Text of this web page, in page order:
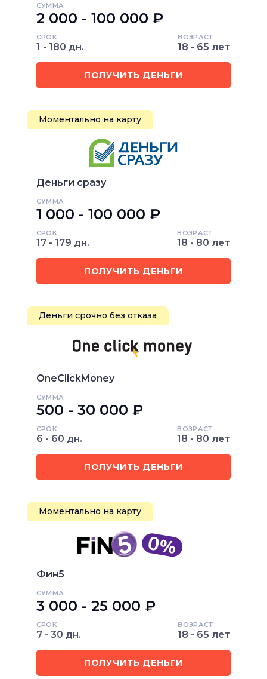
СУММА
2 000 - 100 000 ₽
СРОК
1 - 180 дн.
ВОЗРАСТ
18 - 65 лет
ПОЛУЧИТЬ ДЕНЬГИ
Моментально на карту
Деньги сразу
СУММА
1 000 - 100 000 ₽
СРОК
17 - 179 дн.
ВОЗРАСТ
18 - 80 лет
ПОЛУЧИТЬ ДЕНЬГИ
Деньги срочно без отказа
OneClickMoney
СУММА
500 - 30 000 ₽
СРОК
6 - 60 дн.
ВОЗРАСТ
18 - 80 лет
ПОЛУЧИТЬ ДЕНЬГИ
Моментально на карту
Фин5
СУММА
3 000 - 25 000 ₽
СРОК
7 - 30 дн.
ВОЗРАСТ
18 - 65 лет
ПОЛУЧИТЬ ДЕНЬГИ